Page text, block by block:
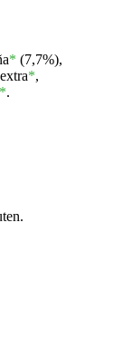
*(7,7%),
*,
*.